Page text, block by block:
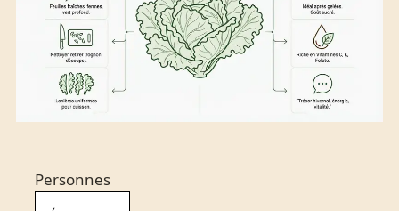
Personnes